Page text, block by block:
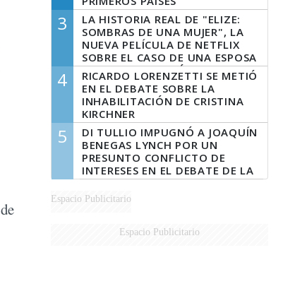
de
LATINOAMERICANOS EN SER
DERROTADOS
3
LA HISTORIA REAL DE "ELIZE:
SOMBRAS DE UNA MUJER", LA
NUEVA PELÍCULA DE NETFLIX
SOBRE EL CASO DE UNA ESPOSA
QUE DESCUARTIZÓ A SU
MARIDO
4
RICARDO LORENZETTI SE METIÓ
EN EL DEBATE SOBRE LA
INHABILITACIÓN DE CRISTINA
KIRCHNER
5
DI TULLIO IMPUGNÓ A JOAQUÍN
BENEGAS LYNCH POR UN
PRESUNTO CONFLICTO DE
INTERESES EN EL DEBATE DE LA
LEY DE TIERRAS
Espacio Publicitario
Espacio Publicitario